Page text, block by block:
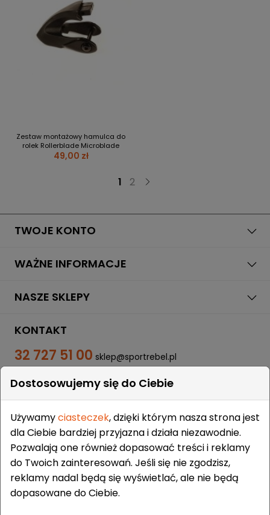
Zestaw montażowy hamulca do
rolek Rollerblade Microblade
49,00 zł
1 2
TWOJE KONTO
WAŻNE INFORMACJE
NASZE SKLEPY
KONTAKT
32 727 51 00 sklep@sportrebel.pl
ZAUFALI NAM:
Dostosowujemy się do Ciebie
Używamyciasteczek, dzięki którym nasza strona jest
dla Ciebie bardziej przyjazna i działa niezawodnie.
Pozwalają one również dopasować treści i reklamy
do Twoich zainteresowań. Jeśli się nie zgodzisz,
reklamy nadal będą się wyświetlać, ale nie będą
dopasowane do Ciebie.